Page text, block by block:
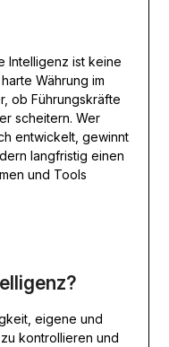
Intelligenz ist keine
Währung im
ob Führungskräfte
scheitern. Wer
entwickelt, gewinnt
langfristig einen
und Tools
eigene und
kontrollieren und